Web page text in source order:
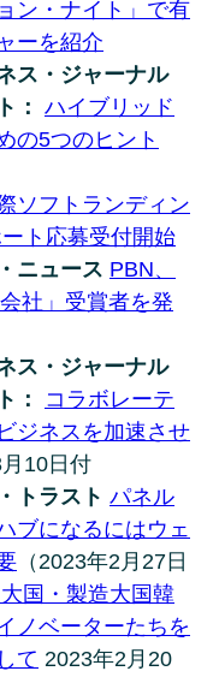
ン・ナイト」で有
ーを紹介
ス・ジャーナル
： ハイブリッド
の5つのヒント
ソフトランディン
ト応募受付開始
ニュース PBN、
社」受賞者を発
ス・ジャーナル
：
コラボレーテ
ジネスを加速させ
10日付
トラスト パネル
ブになるにはウェ
（2023年2月27日
国・製造大国韓
ノベーターたちを
て 2023年2月20